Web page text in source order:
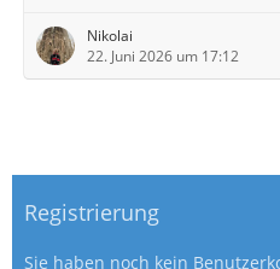
Nikolai
22. Juni 2026 um 17:12
Registrierung
Sie haben noch kein